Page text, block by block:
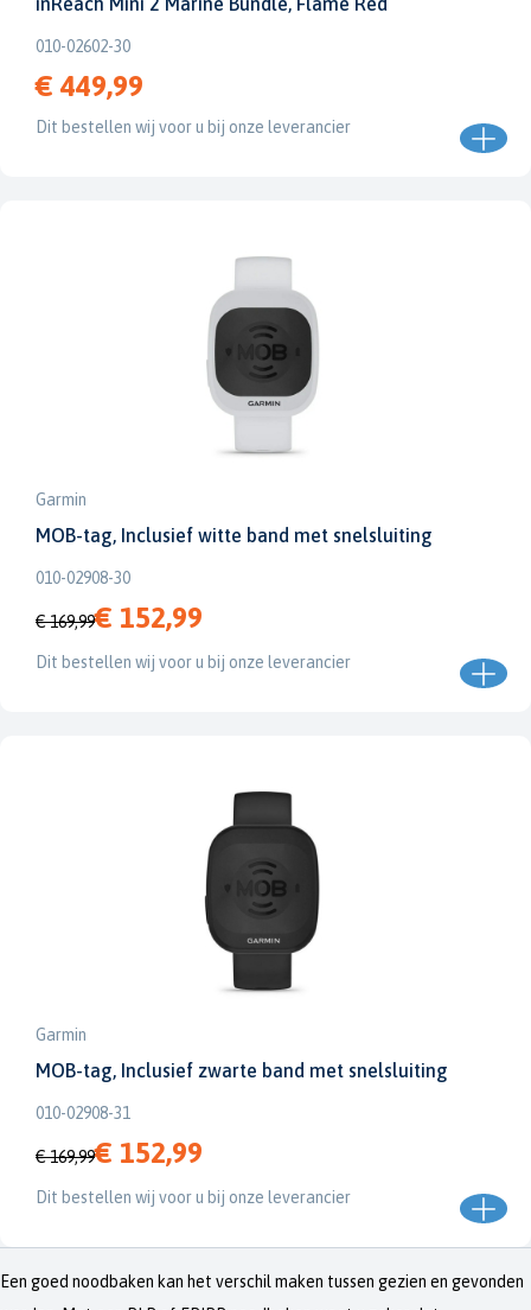
010-02602-30
€ 449,99
Dit bestellen wij voor u bij onze leverancier
Garmin
MOB-tag, Inclusief witte band met snelsluiting
010-02908-30
€ 169,99€ 152,99
Dit bestellen wij voor u bij onze leverancier
Garmin
MOB-tag, Inclusief zwarte band met snelsluiting
010-02908-31
€ 169,99€ 152,99
Dit bestellen wij voor u bij onze leverancier
Een goed noodbaken kan het verschil maken tussen gezien en gevonden